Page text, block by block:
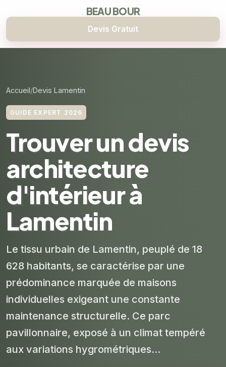
BEAU BOUR
Devis Gratuit
Accueil Devis Lamentin
GUIDE EXPERT 2026
Trouver un devis
architecture
d'intérieur à
Lamentin
Le tissu urbain de Lamentin, peuplé de 18
628 habitants, se caractérise par une
prédominance marquée de maisons
individuelles exigeant une constante
maintenance structurelle. Ce parc
pavillonnaire, exposé à un climat tempéré
aux variations hygrométriques...